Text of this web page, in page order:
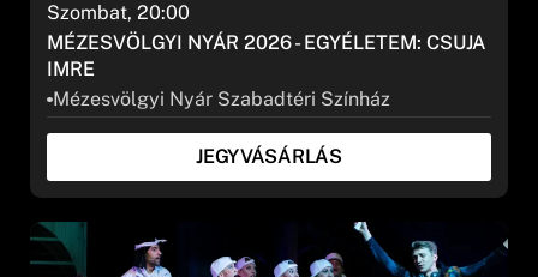
MÉZESVÖLGYI NYÁR 2026 - EGYÉLETEM: CSUJA
IMRE
Mézesvölgyi Nyár Szabadtéri Színház
Szombat, 20:00
JEGYVÁSÁRLÁS